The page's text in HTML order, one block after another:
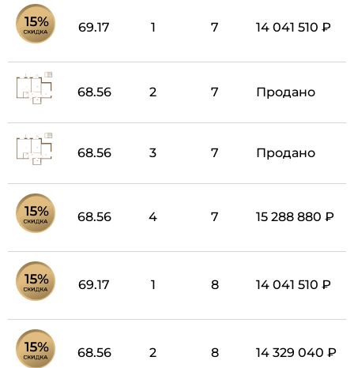
69.17 1 7 14 041 510 ₽
68.56 2 7 Продано
68.56 3 7 Продано
68.56 4 7 15 288 880 ₽
69.17 1 8 14 041 510 ₽
68.56 2 8 14 329 040 ₽